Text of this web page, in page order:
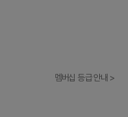
멤버십 등급 안내 >